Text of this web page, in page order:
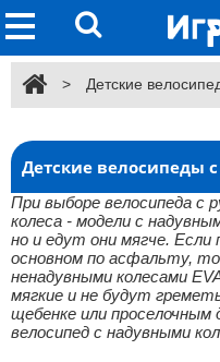
> Детские
Детские велосипеды
При выборе велосипеда с
колеса - модели с
но и едут они мягче. Если
основном по асфальту,
ненадувными колесами
мягкие и не будут
щебенке или
велосипед с надувными